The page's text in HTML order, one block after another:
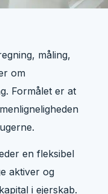
måling,
om
Formålet er at
en fleksibel
aktiver og
i ejerskab.